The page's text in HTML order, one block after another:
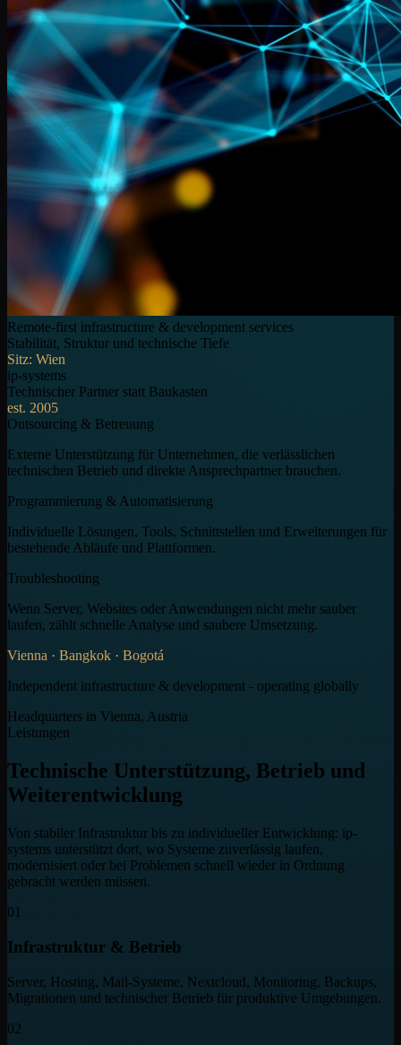
Remote-first infrastructure & development services
Stabilität, Struktur und technische Tiefe
Sitz: Wien
ip-systems
Technischer Partner statt Baukasten
est. 2005
Outsourcing & Betreuung
Externe Unterstützung für Unternehmen, die verlässlichen
technischen Betrieb und direkte Ansprechpartner brauchen.
Programmierung & Automatisierung
Individuelle Lösungen, Tools, Schnittstellen und Erweiterungen für
bestehende Abläufe und Plattformen.
Troubleshooting
Wenn Server, Websites oder Anwendungen nicht mehr sauber
laufen, zählt schnelle Analyse und saubere Umsetzung.
Vienna · Bangkok · Bogotá
Independent infrastructure & development - operating globally
Headquarters in Vienna, Austria
Leistungen
Technische Unterstützung, Betrieb und
Weiterentwicklung
Von stabiler Infrastruktur bis zu individueller Entwicklung: ip-
systems unterstützt dort, wo Systeme zuverlässig laufen,
modernisiert oder bei Problemen schnell wieder in Ordnung
gebracht werden müssen.
01
Infrastruktur & Betrieb
Server, Hosting, Mail-Systeme, Nextcloud, Monitoring, Backups,
Migrationen und technischer Betrieb für produktive Umgebungen.
02